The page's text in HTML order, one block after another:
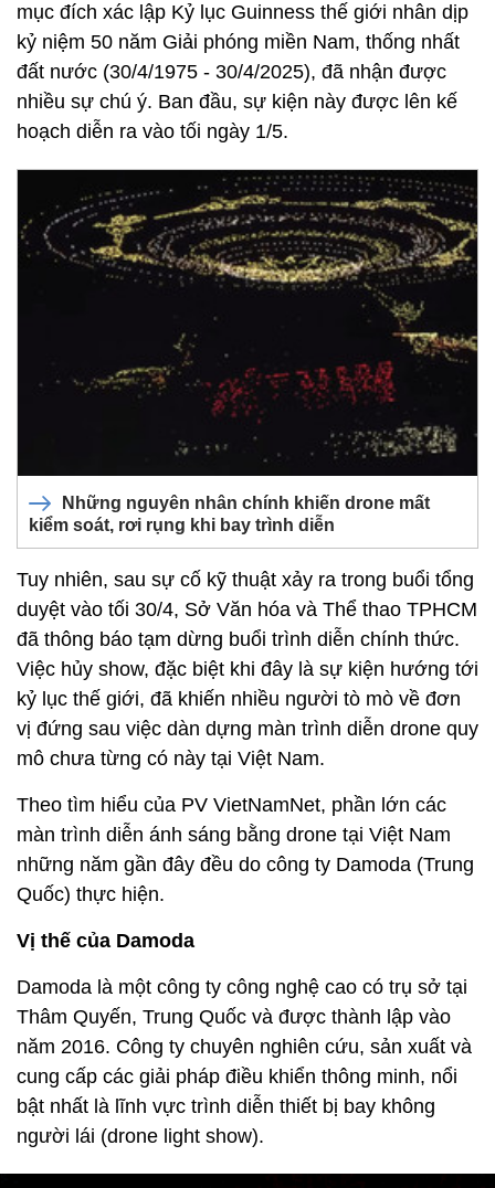
mục đích xác lập Kỷ lục Guinness thế giới nhân dịp
kỷ niệm 50 năm Giải phóng miền Nam, thống nhất
đất nước (30/4/1975 - 30/4/2025), đã nhận được
nhiều sự chú ý. Ban đầu, sự kiện này được lên kế
hoạch diễn ra vào tối ngày 1/5.
Những nguyên nhân chính khiến drone mất
kiểm soát, rơi rụng khi bay trình diễn
Tuy nhiên, sau sự cố kỹ thuật xảy ra trong buổi tổng
duyệt vào tối 30/4, Sở Văn hóa và Thể thao TPHCM
đã thông báo tạm dừng buổi trình diễn chính thức.
Việc hủy show, đặc biệt khi đây là sự kiện hướng tới
kỷ lục thế giới, đã khiến nhiều người tò mò về đơn
vị đứng sau việc dàn dựng màn trình diễn drone quy
mô chưa từng có này tại Việt Nam.
Theo tìm hiểu của PV VietNamNet, phần lớn các
màn trình diễn ánh sáng bằng drone tại Việt Nam
những năm gần đây đều do công ty Damoda (Trung
Quốc) thực hiện.
Vị thế của Damoda
Damoda là một công ty công nghệ cao có trụ sở tại
Thâm Quyến, Trung Quốc và được thành lập vào
năm 2016. Công ty chuyên nghiên cứu, sản xuất và
cung cấp các giải pháp điều khiển thông minh, nổi
bật nhất là lĩnh vực trình diễn thiết bị bay không
người lái (drone light show).